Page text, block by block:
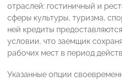
отраслей: гостиничный и
сферы культуры, туризма,
ней кредиты
условии, что заемщик
рабочих мест в период
Указанные опции